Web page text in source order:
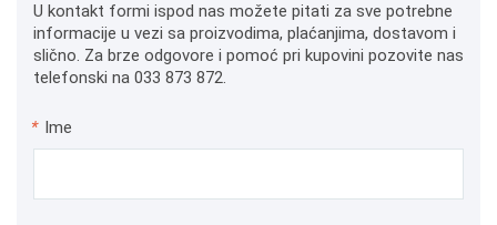
U kontakt formi ispod nas možete pitati za sve potrebne
informacije u vezi sa proizvodima, plaćanjima, dostavom i
slično. Za brze odgovore i pomoć pri kupovini pozovite nas
telefonski na 033 873 872.
* Ime